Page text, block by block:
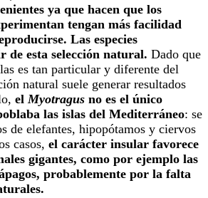
ya que hacen que los
tengan más facilidad
Las especies
de esta selección natural. Dado que
es tan particular y diferente del
natural suele generar resultados
elMyotragus no es el único
las islas del Mediterráneo: se
de elefantes, hipopótamos y ciervos
casos, el carácter insular favorece
gigantes, como por ejemplo las
probablemente por la falta